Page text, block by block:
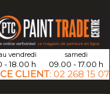
vendredi
- 18.00 h
samedi
09.00 - 17.00 h
CLIENT: 02 268 15 07